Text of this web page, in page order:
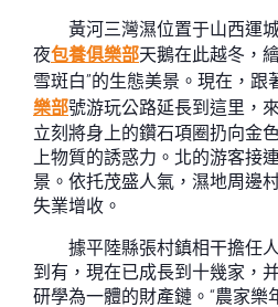
黃河三灣濕位置于山西運
夜包養俱樂部天鵝在此越冬，
雪斑白”的生態美景。現在，跟
樂部號游玩公路延長到這里，
立刻將身上的鑽石項圈扔向金
上物質的誘惑力。北的游客接
景。依托茂盛人氣，濕地周邊
失業增收。
據平陸縣張村鎮相干擔任
到有，現在已成長到十幾家，
研學為一體的財產鏈。“農家樂